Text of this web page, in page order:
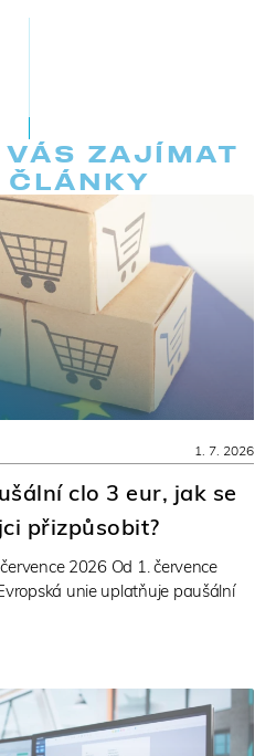
VÁS ZAJÍMAT
ČLÁNKY
clo 3 eur, jak se
přizpůsobit?
2026 Od 1. července
unie uplatňuje paušální
1. 7. 2026